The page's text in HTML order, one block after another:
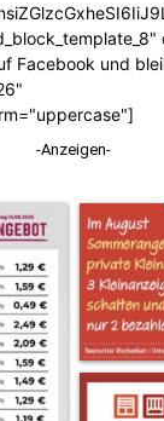
Facebook und
-Anzeigen-